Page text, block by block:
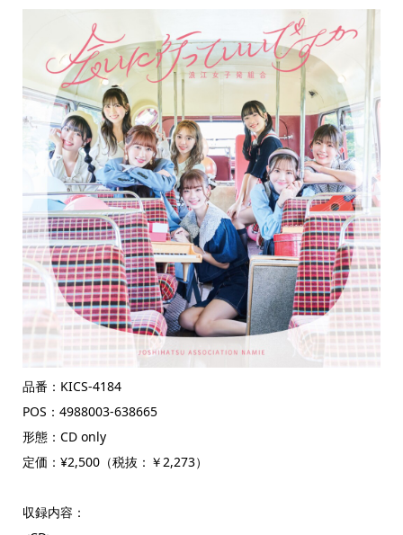
品番：KICS-4184
POS：4988003-638665
形態：CD only
定価：¥2,500（税抜：￥2,273）
収録内容：